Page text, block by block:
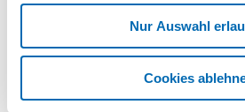
Nur Auswahl
Cookies
Datenblatt Flächen- und